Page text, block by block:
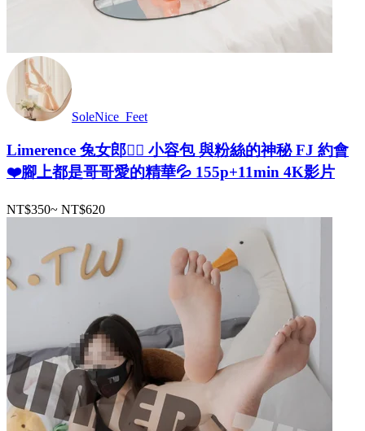
SoleNice_Feet
Limerence 兔女郎👯‍♀️ 小容包 與粉絲的神秘 FJ 約會
❤️腳上都是哥哥愛的精華💦 155p+11min 4K影片
NT$350~ NT$620